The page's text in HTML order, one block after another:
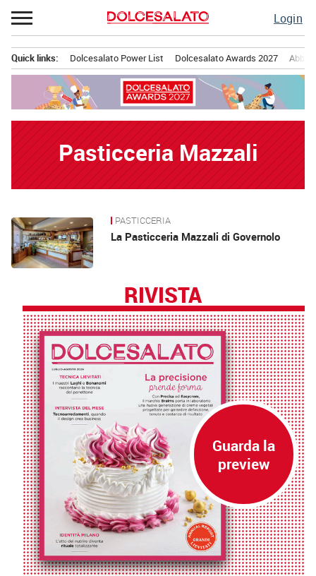
Passa
al
Login
principale
Quick links: Dolcesalato Power List Dolcesalato Awards 2027
Pasticceria Mazzali
News PASTICCERIA
La Pasticceria Mazzali di Governolo
RIVISTA